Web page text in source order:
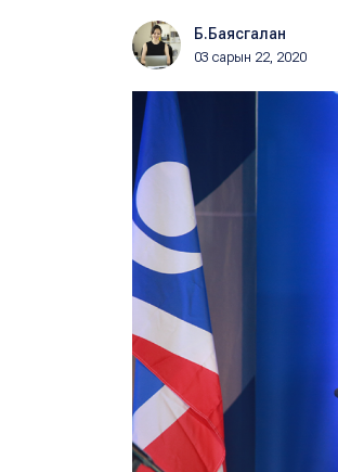
Б.Баясгалан
03 сарын 22, 2020